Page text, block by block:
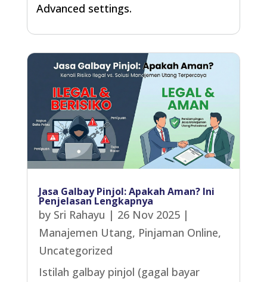
Advanced settings.
Jasa Galbay Pinjol: Apakah Aman? Ini
Penjelasan Lengkapnya
by Sri Rahayu | 26 Nov 2025|
Manajemen Utang, Pinjaman Online,
Uncategorized
Istilah galbay pinjol (gagal bayar